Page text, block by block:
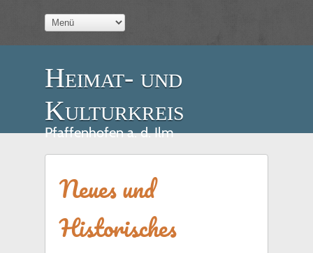
Heimat- und
Kulturkreis
Pfaffenhofen a. d. Ilm
Neues und
Historisches